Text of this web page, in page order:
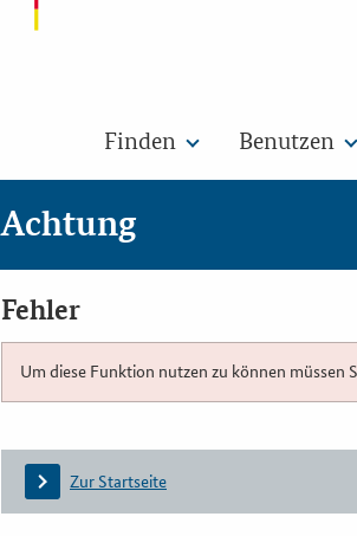
Finden Benutzen
Achtung
Fehler
Um diese Funktion nutzen zu können müssen
Zur Startseite